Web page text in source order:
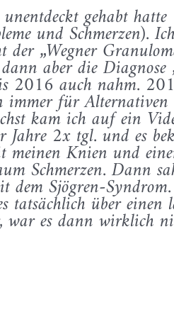
gehabt hatte
und Schmerzen).
„Wegner
aber die Diagnose
2016 auch nahm.
immer für Alternativen
kam ich auf ein
2x tgl. und es
meinen Knien und
Schmerzen. Dann
Sjögren-
tatsächlich über einen
war es dann wirklich